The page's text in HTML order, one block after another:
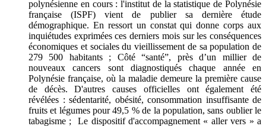
polynésienne en cours : l'institut de la statistique de Polynésie
française (ISPF) vient de publier sa dernière étude
démographique. En ressort un constat qui donne corps aux
inquiétudes exprimées ces derniers mois sur les conséquences
économiques et sociales du vieillissement de sa population de
279 500 habitants ; Côté “santé”, près d’un millier de
nouveaux cancers sont diagnostiqués chaque année en
Polynésie française, où la maladie demeure la première cause
de décès. D'autres causes officielles ont également été
révélées : sédentarité, obésité, consommation insuffisante de
fruits et légumes pour 49,5 % de la population, sans oublier le
tabagisme ; Le dispositif d'accompagnement « aller vers » a